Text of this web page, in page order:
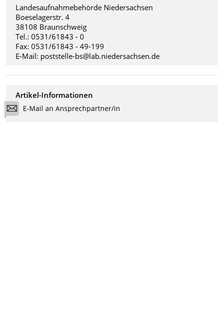
Landesaufnahmebehörde Niedersachsen
Boeselagerstr. 4
38108 Braunschweig
Tel.: 0531/61843 - 0
Fax: 0531/61843 - 49-199
E-Mail: poststelle-bs@lab.niedersachsen.de
Artikel-Informationen
E-Mail an Ansprechpartner/in